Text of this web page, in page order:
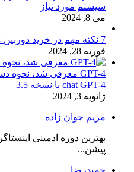
سیستم مورد نیاز
می 8, 2024
7 نکته مهم در خرید دوربین مداربسته + راهنمای خرید
فوریه 28, 2024
chat GPT-4 با نسخه 3.5
ژانویه 3, 2024
مریم جوان زاده
بهترین دوره ادمینی
پیشن...
حمیدرضا